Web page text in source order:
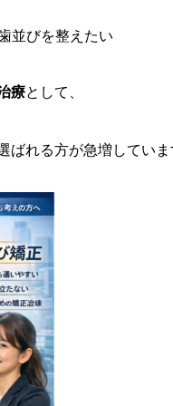
並びを整えたい
療として、
ばれる方が急増してい